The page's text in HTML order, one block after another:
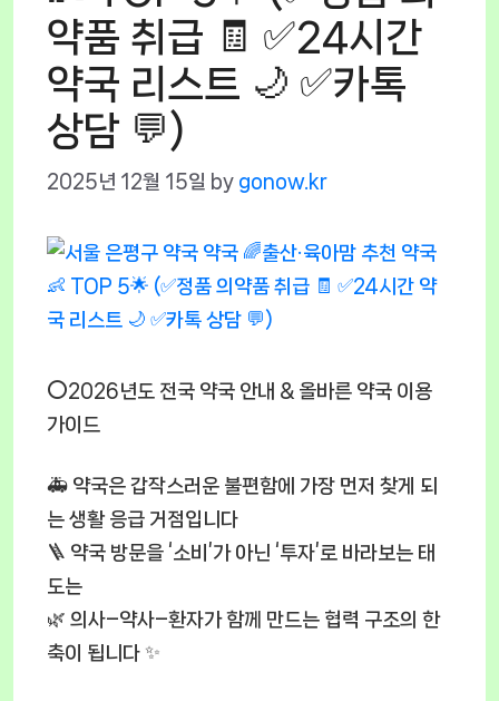
약품 취급 🧾 ✅24시간
약국 리스트 🌙 ✅카톡
상담 💬)
2025년 12월 15일 by gonow.kr
⭕2026년도 전국 약국 안내 & 올바른 약국 이용
가이드
🚑 약국은 갑작스러운 불편함에 가장 먼저 찾게 되
는 생활 응급 거점입니다
🪜 약국 방문을 ‘소비’가 아닌 ‘투자’로 바라보는 태
도는
🌿 의사–약사–환자가 함께 만드는 협력 구조의 한
축이 됩니다 ✨